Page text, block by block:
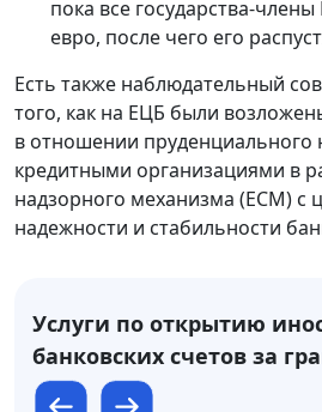
пока все государства-
евро, после чего его
Есть также наблюдательный
того, как на ЕЦБ были
в отношении пруденциального
кредитными организациями в
надзорного механизма (ЕСМ) с
надежности и стабильности
Услуги по открытию
банковских счетов за